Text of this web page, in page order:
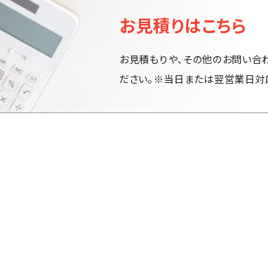
お見積りはこちら
お見積もりや、その他のお問い合
ださい。※当日または翌営業日対